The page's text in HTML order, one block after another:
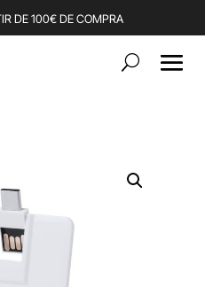
DE 100€ DE COMPRA